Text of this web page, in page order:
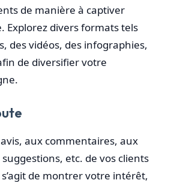
de manière à captiver
Explorez divers formats tels
des vidéos, des infographies,
de diversifier votre
aux commentaires, aux
etc. de vos clients
de montrer votre intérêt,